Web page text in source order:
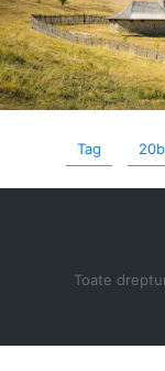
Tag
Toate